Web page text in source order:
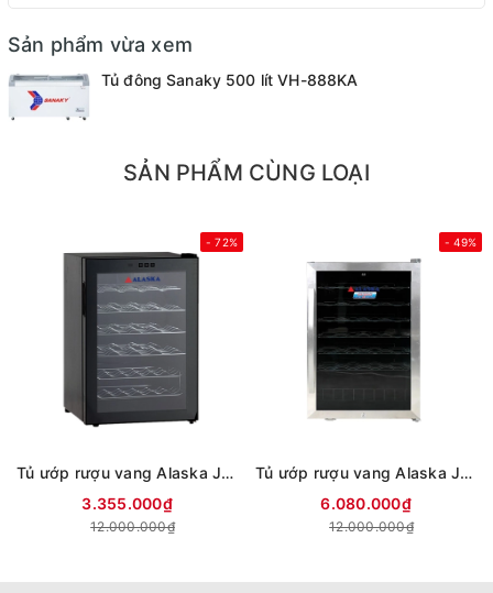
Sản phẩm vừa xem
Tủ đông Sanaky 500 lít VH-888KA
SẢN PHẨM CÙNG LOẠI
- 72%
Tủ ướp rượu vang Alaska JC-28S
3.355.000₫
12.000.000₫
- 49%
Tủ ướp rượu vang Alaska JC-48
6.080.000₫
12.000.000₫